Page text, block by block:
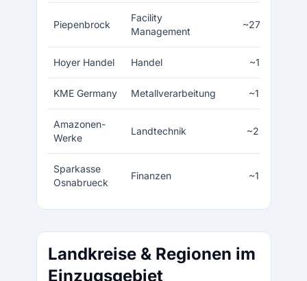
Piepenbrock
Facility
Management
~27.000
Hoyer Handel Handel ~1.500
KME Germany Metallverarbeitung ~1.800
Amazonen-
Werke
Landtechnik ~2.000
Sparkasse
Osnabrueck
Finanzen ~1.400
Landkreise & Regionen im
Einzugsgebiet